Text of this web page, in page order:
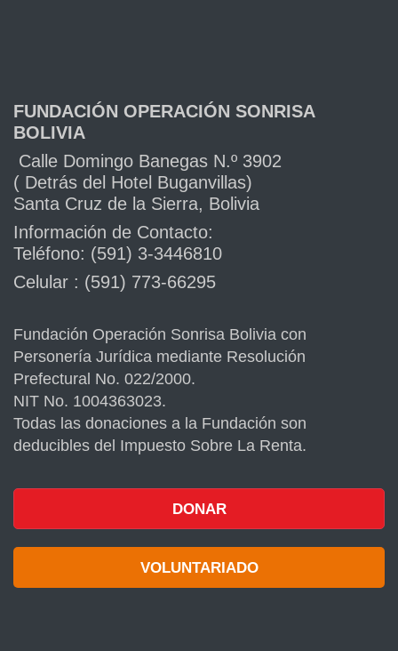
FUNDACIÓN OPERACIÓN SONRISA
BOLIVIA
Calle Domingo Banegas N.º 3902
( Detrás del Hotel Buganvillas)
Santa Cruz de la Sierra, Bolivia
Información de Contacto:
Teléfono: (591) 3-3446810
Celular : (591) 773-66295
Fundación Operación Sonrisa Bolivia con
Personería Jurídica mediante Resolución
Prefectural No. 022/2000.
NIT No. 1004363023.
Todas las donaciones a la Fundación son
deducibles del Impuesto Sobre La Renta.
DONAR
VOLUNTARIADO